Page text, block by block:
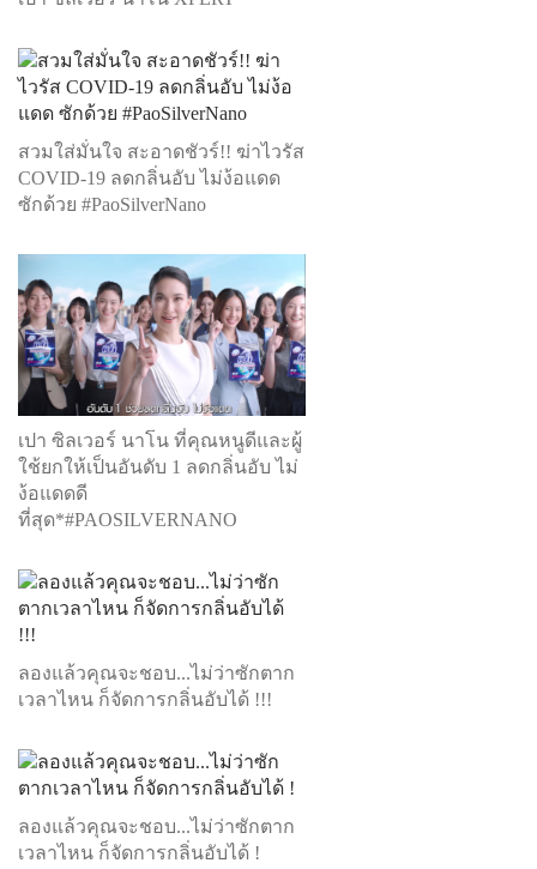
สวมใส่มั่นใจ สะอาดชัวร์!! ฆ่าไวรัส
COVID-19 ลดกลิ่นอับ ไม่ง้อแดด
ซักด้วย #PaoSilverNano
เปา ซิลเวอร์ นาโน ที่คุณหนูดีและผู้
ใช้ยกให้เป็นอันดับ 1 ลดกลิ่นอับ ไม่
ง้อแดดดี
ที่สุด*#PAOSILVERNANO
ลองแล้วคุณจะชอบ...ไม่ว่าซักตาก
เวลาไหน ก็จัดการกลิ่นอับได้ !!!
ลองแล้วคุณจะชอบ...ไม่ว่าซักตาก
เวลาไหน ก็จัดการกลิ่นอับได้ !